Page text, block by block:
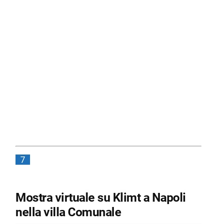
7
Mostra virtuale su Klimt a Napoli
nella villa Comunale